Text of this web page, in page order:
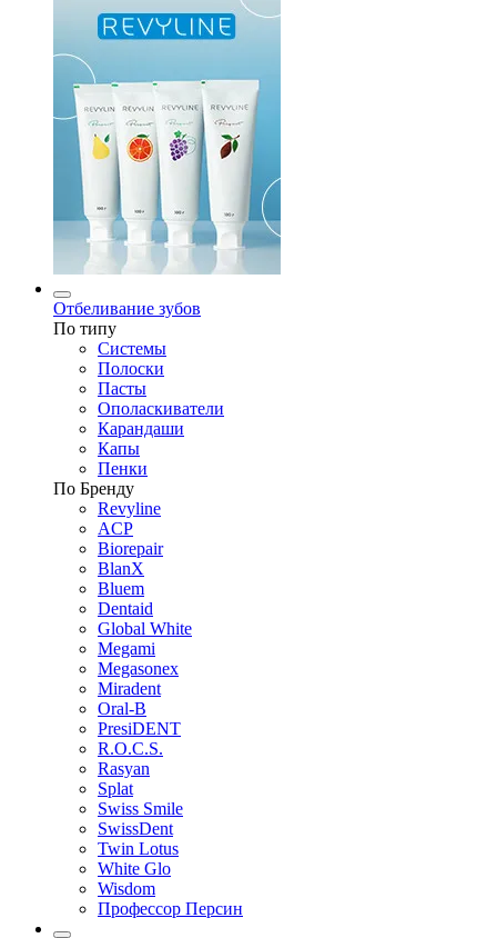
Отбеливание зубов
По типу
Системы
Полоски
Пасты
Ополаскиватели
Карандаши
Капы
Пенки
По Бренду
Revyline
ACP
Biorepair
BlanX
Bluem
Dentaid
Global White
Megami
Megasonex
Miradent
Oral-B
PresiDENT
R.O.C.S.
Rasyan
Splat
Swiss Smile
SwissDent
Twin Lotus
White Glo
Wisdom
Профессор Персин